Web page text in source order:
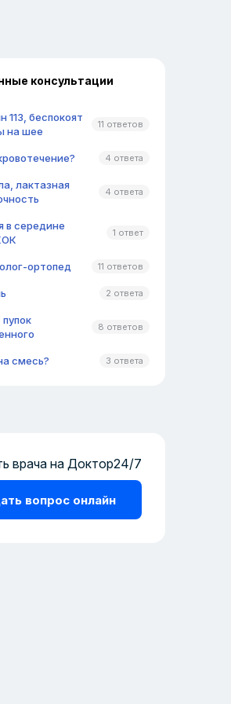
консультации
113, беспокоят
на шее
11 ответов
4 ответа
лактазная
4 ответа
в середине
1 ответ
ортопед 11 ответов
2 ответа
8 ответов
смесь? 3 ответа
врача на Доктор24/7
вопрос онлайн